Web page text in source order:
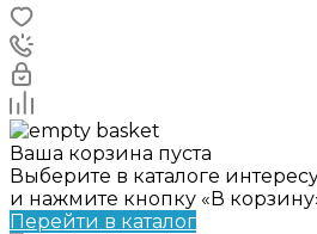
Ваша корзина пуста
Выберите в каталоге
и нажмите кнопку «В
Перейти в каталог